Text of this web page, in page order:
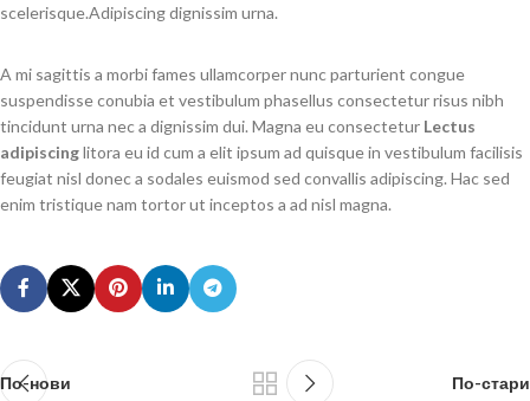
scelerisque.Adipiscing dignissim urna.
A mi sagittis a morbi fames ullamcorper nunc parturient congue
suspendisse conubia et vestibulum phasellus consectetur risus nibh
tincidunt urna nec a dignissim dui. Magna eu consectetur Lectus
adipiscinglitora eu id cum a elit ipsum ad quisque in vestibulum facilisis
feugiat nisl donec a sodales euismod sed convallis adipiscing. Hac sed
enim tristique nam tortor ut inceptos a ad nisl magna.
По-нови По-стари